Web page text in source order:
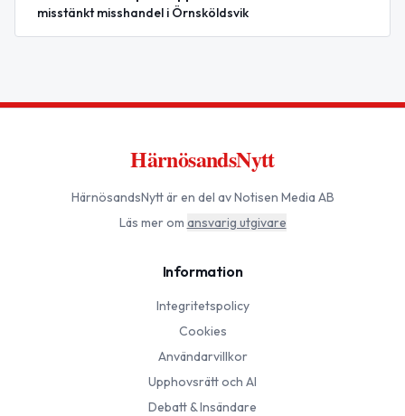
misstänkt misshandel i Örnsköldsvik
HärnösandsNytt
HärnösandsNyttär en del av Notisen Media AB
Läs mer om ansvarig utgivare
Information
Integritetspolicy
Cookies
Användarvillkor
Upphovsrätt och AI
Debatt & Insändare